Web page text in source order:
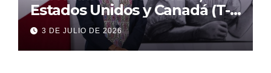
Estados Unidos y Canadá (T-
MEC) se mantiene hasta el
2036: Presidenta Claudia
Sheinbaum
3 DE JULIO DE 2026